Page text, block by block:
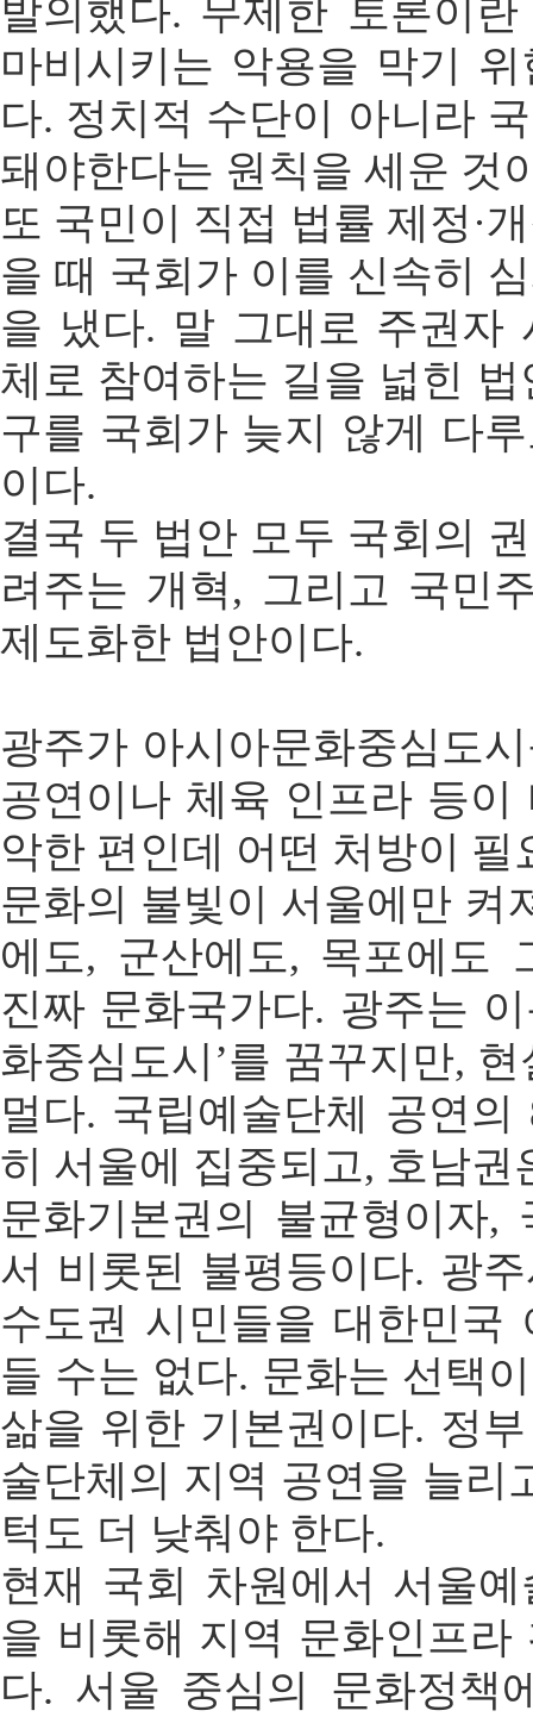
발의했다. 무제한 토론이
마비시키는 악용을 막기
다. 정치적 수단이 아니라
돼야한다는 원칙을 세운 것
또 국민이 직접 법률 제정·
을 때 국회가 이를 신속히
을 냈다. 말 그대로 주권자
체로 참여하는 길을 넓힌
구를 국회가 늦지 않게 다
이다.
결국 두 법안 모두 국회의
려주는 개혁, 그리고 국민
제도화한 법안이다.
광주가 아시아문화중심도
공연이나 체육 인프라 등이
악한 편인데 어떤 처방이 필
문화의 불빛이 서울에만 켜
에도, 군산에도, 목포에도
진짜 문화국가다. 광주는
화중심도시’를 꿈꾸지만,
멀다. 국립예술단체 공연의
히 서울에 집중되고, 호남권
문화기본권의 불균형이자,
서 비롯된 불평등이다. 광
수도권 시민들을 대한민국
들 수는 없다. 문화는 선택
삶을 위한 기본권이다. 정
술단체의 지역 공연을 늘리
턱도 더 낮춰야 한다.
현재 국회 차원에서 서울
을 비롯해 지역 문화인프라
다. 서울 중심의 문화정책